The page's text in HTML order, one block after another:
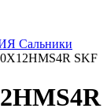
Сальники
SKF